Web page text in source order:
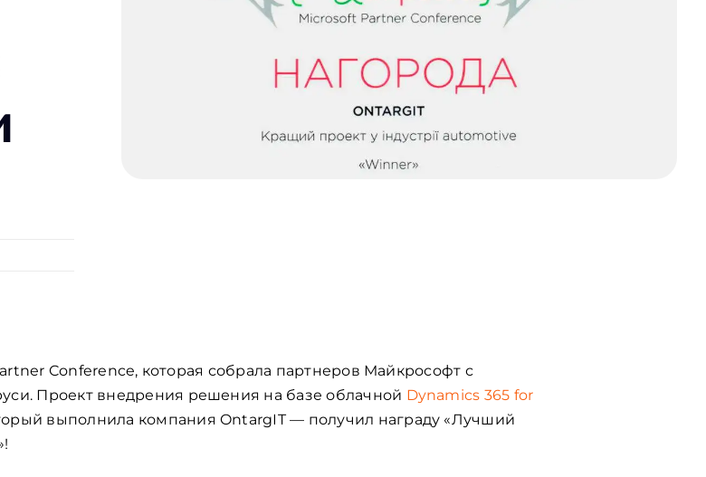
Conference, которая собрала партнеров Майкрософт с
Проект внедрения решения на базе облачной Dynamics 365 for
выполнила компания OntargIT — получил награду «Лучший